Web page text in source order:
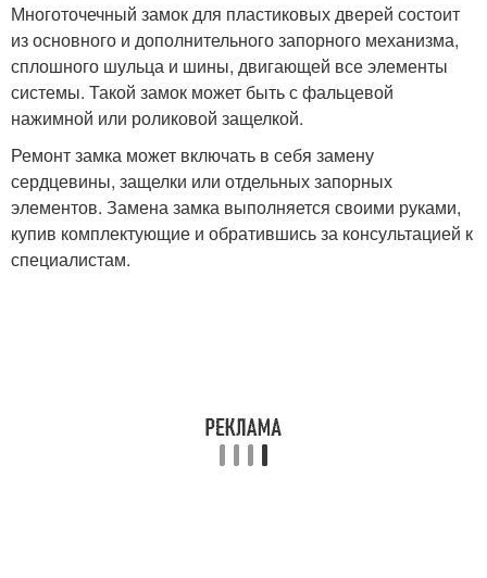
Многоточечный замок для пластиковых дверей состоит
из основного и дополнительного запорного механизма,
сплошного шульца и шины, двигающей все элементы
системы. Такой замок может быть с фальцевой
нажимной или роликовой защелкой.
Ремонт замка может включать в себя замену
сердцевины, защелки или отдельных запорных
элементов. Замена замка выполняется своими руками,
купив комплектующие и обратившись за консультацией к
специалистам.